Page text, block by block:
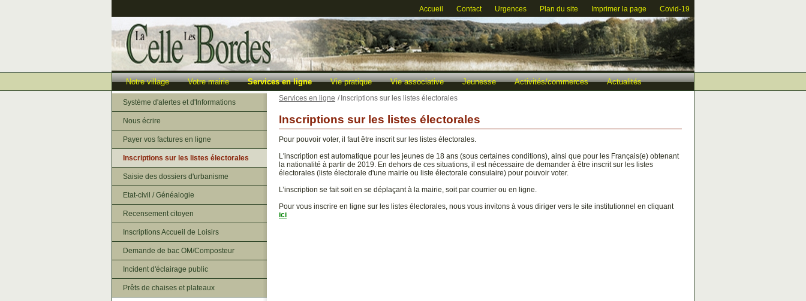
Accueil Contact Urgences Plan du site Imprimer la page Covid-19
Notre village Votre mairie Services en ligne Vie pratique Vie associative Jeunesse Activités/commerces Actualités
Services en ligne / Inscriptions sur les listes électorales
Inscriptions sur les listes électorales
Pour pouvoir voter, il faut être inscrit sur les listes électorales.
L'inscription est automatique pour les jeunes de 18 ans (sous certaines conditions), ainsi que pour les Français(e) obtenant
la nationalité à partir de 2019. En dehors de ces situations, il est nécessaire de demander à être inscrit sur les listes
électorales (liste électorale d'une mairie ou liste électorale consulaire) pour pouvoir voter.
L’inscription se fait soit en se déplaçant à la mairie, soit par courrier ou en ligne.
Pour vous inscrire en ligne sur les listes électorales, nous vous invitons à vous diriger vers le site institutionnel en cliquant
ici
Système d'alertes et d'Informations
Nous écrire
Payer vos factures en ligne
Inscriptions sur les listes électorales
Saisie des dossiers d'urbanisme
Etat-civil / Généalogie
Recensement citoyen
Inscriptions Accueil de Loisirs
Demande de bac OM/Composteur
Incident d'éclairage public
Prêts de chaises et plateaux